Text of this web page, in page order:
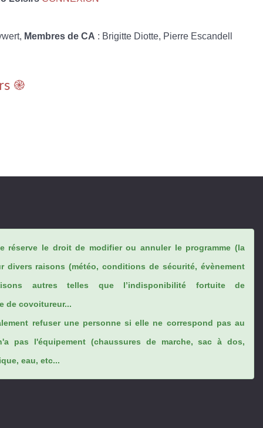
Membres de CA : Brigitte Diotte, Pierre Escandell
֎
réserve le droit de modifier ou annuler le programme (la
divers raisons (météo, conditions de sécurité, évènement
autres telles que l’indisponibilité fortuite de
de covoitureur...
refuser une personne si elle ne correspond pas au
pas l'équipement (chaussures de marche, sac à dos,
eau, etc...